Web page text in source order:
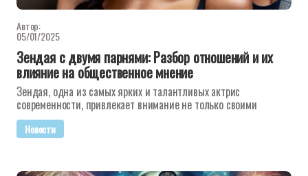
Автор:
05/01/2025
Зендая с двумя парнями: Разбор отношений и их
влияние на общественное мнение
Зендая, одна из самых ярких и талантливых актрис
современности, привлекает внимание не только своими
Новости